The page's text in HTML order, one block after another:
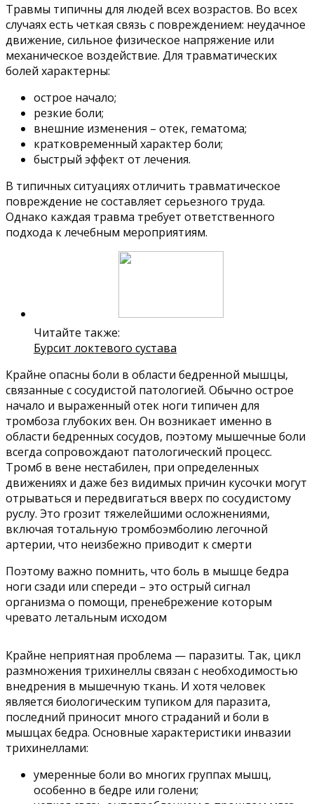
Травмы типичны для людей всех возрастов. Во всех
случаях есть четкая связь с повреждением: неудачное
движение, сильное физическое напряжение или
механическое воздействие. Для травматических
болей характерны:
острое начало;
резкие боли;
внешние изменения – отек, гематома;
кратковременный характер боли;
быстрый эффект от лечения.
В типичных ситуациях отличить травматическое
повреждение не составляет серьезного труда.
Однако каждая травма требует ответственного
подхода к лечебным мероприятиям.
Читайте также:
Бурсит локтевого сустава
Крайне опасны боли в области бедренной мышцы,
связанные с сосудистой патологией. Обычно острое
начало и выраженный отек ноги типичен для
тромбоза глубоких вен. Он возникает именно в
области бедренных сосудов, поэтому мышечные боли
всегда сопровождают патологический процесс.
Тромб в вене нестабилен, при определенных
движениях и даже без видимых причин кусочки могут
отрываться и передвигаться вверх по сосудистому
руслу. Это грозит тяжелейшими осложнениями,
включая тотальную тромбоэмболию легочной
артерии, что неизбежно приводит к смерти
Поэтому важно помнить, что боль в мышце бедра
ноги сзади или спереди – это острый сигнал
организма о помощи, пренебрежение которым
чревато летальным исходом
Крайне неприятная проблема — паразиты. Так, цикл
размножения трихинеллы связан с необходимостью
внедрения в мышечную ткань. И хотя человек
является биологическим тупиком для паразита,
последний приносит много страданий и боли в
мышцах бедра. Основные характеристики инвазии
трихинеллами:
умеренные боли во многих группах мышц,
особенно в бедре или голени;